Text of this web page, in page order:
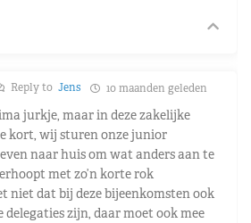
Reply to Jens 10 maanden geleden
jurkje, maar in deze zakelijke
kort, wij sturen onze junior
naar huis om wat anders aan te
met zo’n korte rok
niet dat bij deze bijeenkomsten ook
delegaties zijn, daar moet ook mee